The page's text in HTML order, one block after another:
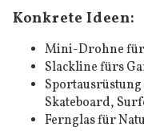
Konkrete Ideen:
Mini-Drohne
Slackline fürs
Skateboard,
Fernglas für